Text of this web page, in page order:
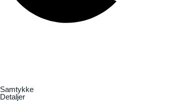
Samtykke
Detaljer